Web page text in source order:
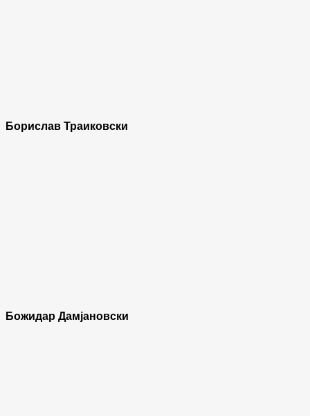
Борислав Траиковски
Божидар Дамјановски